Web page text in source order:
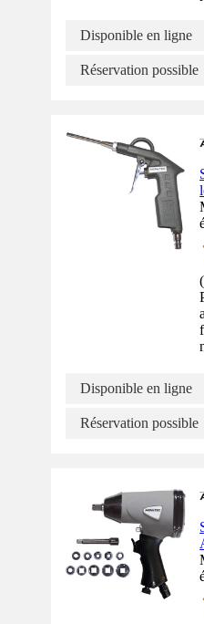
Disponible en ligne
Réservation possible
(
Disponible en ligne
Réservation possible